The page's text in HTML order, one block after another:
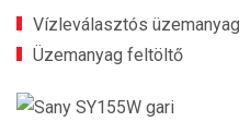
Vízleválasztós
Üzemanyag feltöltő